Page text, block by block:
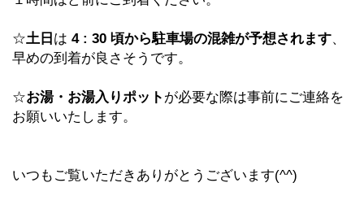
☆土日 は 4 : 30 頃から駐車場の混雑が予想されます、
早めの到着が良さそうです。
☆お湯・お湯入りポット が必要な際は事前にご連絡を
お願いいたします。
いつもご覧いただきありがとうございます(^^)